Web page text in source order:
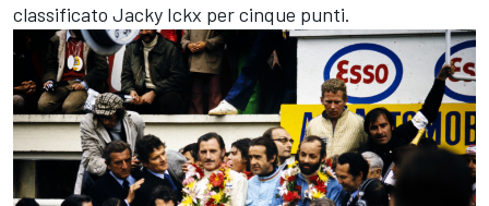
classificato Jacky Ickx per cinque punti.